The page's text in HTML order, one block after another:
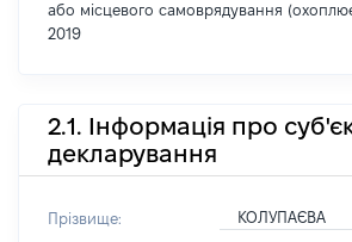
або місцевого самоврядування
2019
2.1. Інформація про
декларування
Прізвище: КОЛУПАЄВА